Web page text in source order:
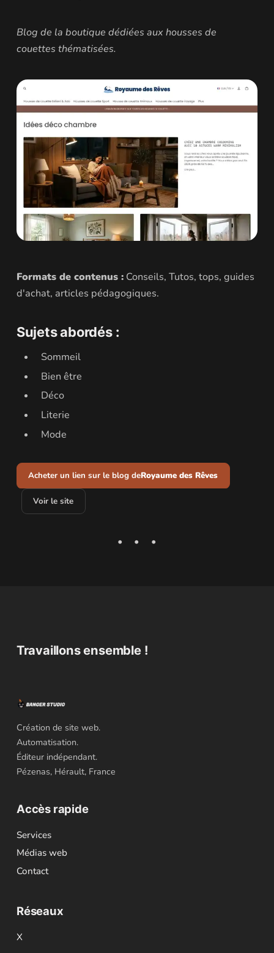
Blog de la boutique dédiées aux housses de
couettes thématisées.
Formats de contenus :Conseils, Tutos, tops, guides
d'achat, articles pédagogiques.
Sujets abordés :
Sommeil
Bien être
Déco
Literie
Mode
Acheter un lien sur le blog deRoyaume des Rêves
Voir le site
Travaillons ensemble !
Création de site web.
Automatisation.
Éditeur indépendant.
Pézenas, Hérault, France
Accès rapide
Services
Médias web
Contact
Réseaux
X